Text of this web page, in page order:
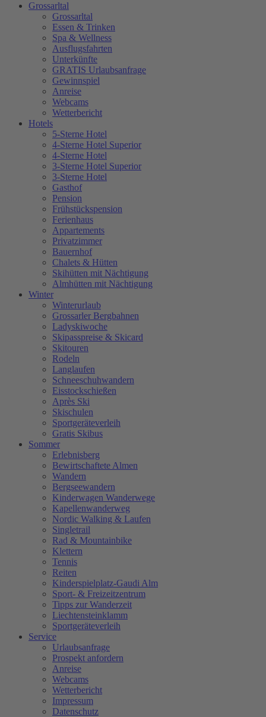
Grossarltal
Grossarltal
Essen & Trinken
Spa & Wellness
Ausflugsfahrten
Unterkünfte
GRATIS Urlaubsanfrage
Gewinnspiel
Anreise
Webcams
Wetterbericht
Hotels
5-Sterne Hotel
4-Sterne Hotel Superior
4-Sterne Hotel
3-Sterne Hotel Superior
3-Sterne Hotel
Gasthof
Pension
Frühstückspension
Ferienhaus
Appartements
Privatzimmer
Bauernhof
Chalets & Hütten
Skihütten mit Nächtigung
Almhütten mit Nächtigung
Winter
Winterurlaub
Grossarler Bergbahnen
Ladyskiwoche
Skipasspreise & Skicard
Skitouren
Rodeln
Langlaufen
Schneeschuhwandern
Eisstockschießen
Après Ski
Skischulen
Sportgeräteverleih
Gratis Skibus
Sommer
Erlebnisberg
Bewirtschaftete Almen
Wandern
Bergseewandern
Kinderwagen Wanderwege
Kapellenwanderweg
Nordic Walking & Laufen
Singletrail
Rad & Mountainbike
Klettern
Tennis
Reiten
Kinderspielplatz-Gaudi Alm
Sport- & Freizeitzentrum
Tipps zur Wanderzeit
Liechtensteinklamm
Sportgeräteverleih
Service
Urlaubsanfrage
Prospekt anfordern
Anreise
Webcams
Wetterbericht
Impressum
Datenschutz